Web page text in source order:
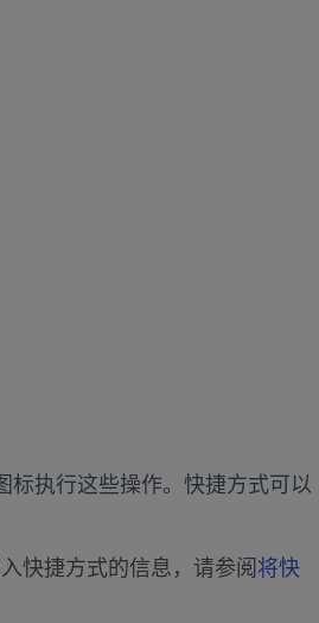
标执行这些操作。快捷方式可以
快捷方式的信息，请参阅将快